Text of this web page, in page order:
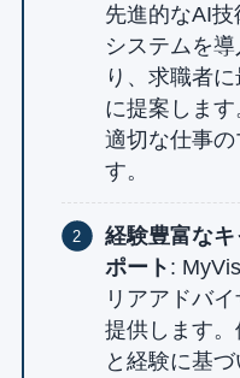
先進的なAI
システムを
り、求職者
に提案しま
適切な仕事
す。
経験豊富な
ポート :
リアアドバ
提供します
と経験に基